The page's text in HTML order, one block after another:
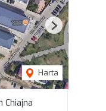
Harta
Next
Chiajna